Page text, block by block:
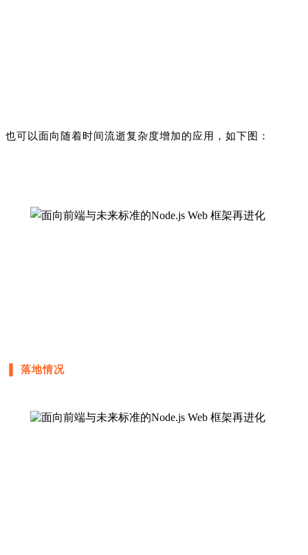
也可以面向随着时间流逝复杂度增加的应用，如下图：
▐ 落地情况